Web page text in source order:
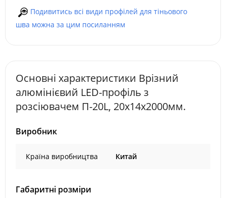
Подивитись всі види профілей для тіньового
шва можна за цим посиланням
Основні характеристики Врізний
алюмінієвий LED-профіль з
розсіювачем П-20L, 20х14x2000мм.
Виробник
Країна виробництва Китай
Габаритні розміри